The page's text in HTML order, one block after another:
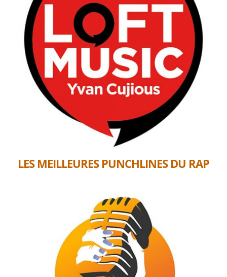
LES MEILLEURES PUNCHLINES DU RAP